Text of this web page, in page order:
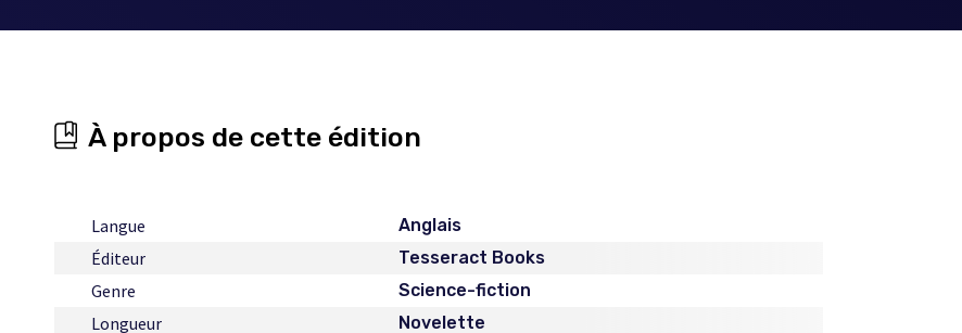
À propos de cette édition
Langue Anglais
Éditeur Tesseract Books
Genre Science-fiction
Longueur Novelette